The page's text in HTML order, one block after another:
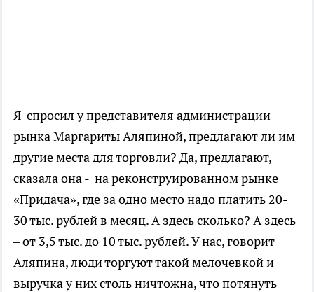
Я спросил у представителя администрации
рынка Маргариты Аляпиной, предлагают ли им
другие места для торговли? Да, предлагают,
сказала она - на реконструированном рынке
«Придача», где за одно место надо платить 20-
30 тыс. рублей в месяц. А здесь сколько? А здесь
– от 3,5 тыс. до 10 тыс. рублей. У нас, говорит
Аляпина, люди торгуют такой мелочевкой и
выручка у них столь ничтожна, что потянуть